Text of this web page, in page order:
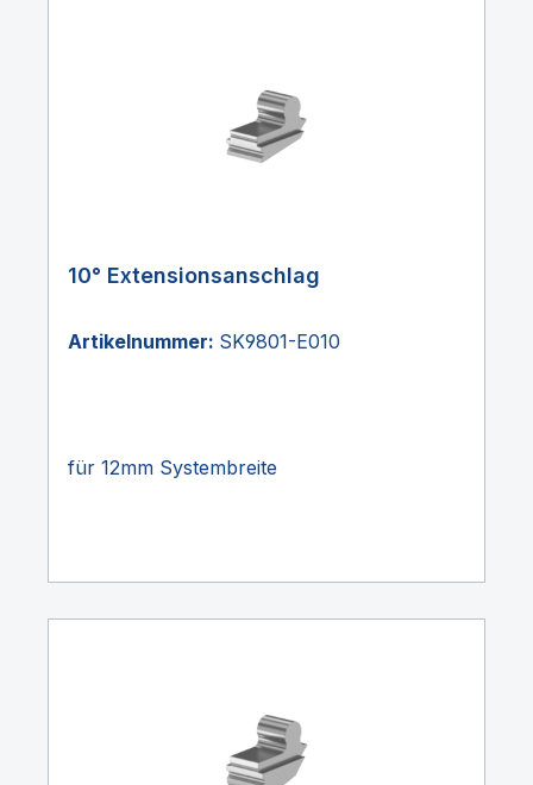
10° Extensionsanschlag
Artikelnummer: SK9801-E010
für 12mm Systembreite